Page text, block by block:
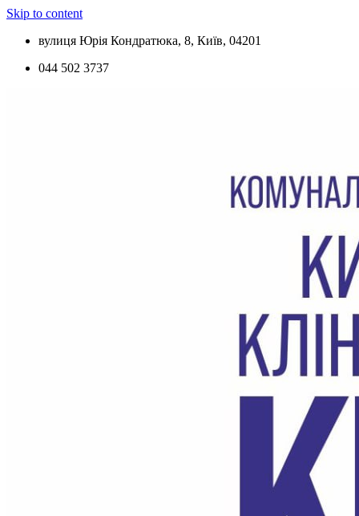
Skip to content
вулиця Юрія Кондратюка, 8, Київ, 04201
044 502 3737